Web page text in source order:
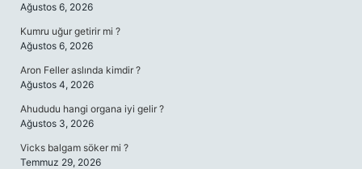
Ağustos 6, 2026
Kumru uğur getirir mi ?
Ağustos 6, 2026
Aron Feller aslında kimdir ?
Ağustos 4, 2026
Ahududu hangi organa iyi gelir ?
Ağustos 3, 2026
Vicks balgam söker mi ?
Temmuz 29, 2026